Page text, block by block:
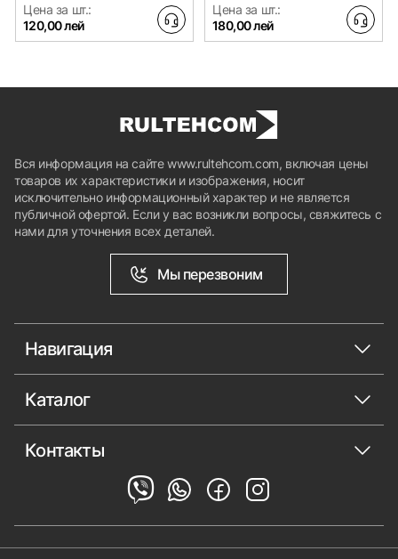
Цена за шт.:
120,00 лей
Цена за шт.:
180,00 лей
Вся информация на сайте www.rultehcom.com, включая цены
товаров их характеристики и изображения, носит
исключительно информационный характер и не является
публичной офертой. Если у вас возникли вопросы, свяжитесь с
нами для уточнения всех деталей.
Мы перезвоним
Навигация
Каталог
Контакты